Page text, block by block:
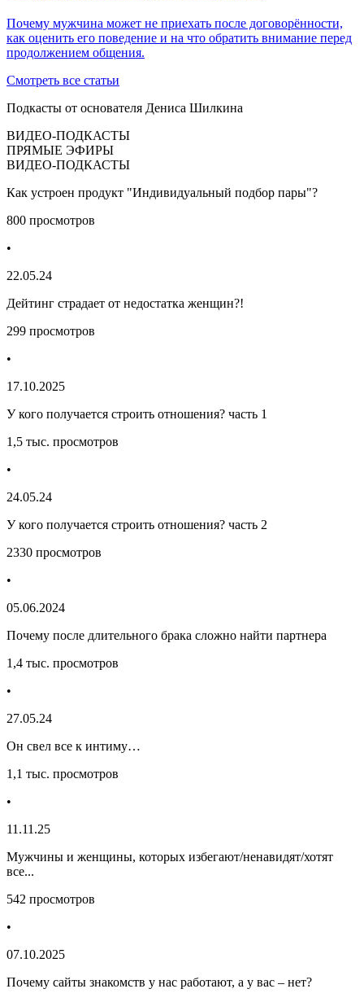
Почему мужчина может не приехать после договорённости,
как оценить его поведение и на что обратить внимание перед
продолжением общения.
Смотреть все статьи
Подкасты от основателя Дениса Шилкина
ВИДЕО-ПОДКАСТЫ
ПРЯМЫЕ ЭФИРЫ
ВИДЕО-ПОДКАСТЫ
Как устроен продукт "Индивидуальный подбор пары"?
800 просмотров
•
22.05.24
Дейтинг страдает от недостатка женщин?!
299 просмотров
•
17.10.2025
У кого получается строить отношения? часть 1
1,5 тыс. просмотров
•
24.05.24
У кого получается строить отношения? часть 2
2330 просмотров
•
05.06.2024
Почему после длительного брака сложно найти партнера
1,4 тыс. просмотров
•
27.05.24
Он свел все к интиму…
1,1 тыс. просмотров
•
11.11.25
Мужчины и женщины, которых избегают/ненавидят/хотят
все...
542 просмотров
•
07.10.2025
Почему сайты знакомств у нас работают, а у вас – нет?